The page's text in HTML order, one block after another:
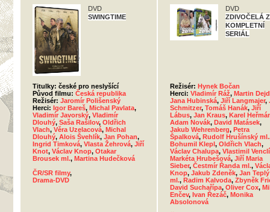
DVD
SWINGTIME
Titulky: české pro neslyšící
Původ filmu: Česká republika
Režisér: Jaromír Polišenský
Herci: Igor Bareš, Michal Pavlata,
Vladimír Javorský, Vladimír
Dlouhý, Saša Rašilov, Oldřich
Vlach, Věra Uzelacová, Michal
Dlouhý, Alois Švehlík, Jan Pohan,
Ingrid Timková, Vlasta Žehrová, Jiří
Knot, Václav Knop, Otakar
Brousek ml., Martina Hudečková
ČR/SR filmy,
Drama-DVD
DVD
ZDIVOČELÁ
KOMPLETNÍ
SERIÁL
Režisér: Hynek Bočan
Herci: Vladimír Ráž, Martin
Jana Hubinská, Jiří Langmajer,
Schmitzer, Tomáš Hanák, Jiří
Lábus, Jan Kraus, Karel
Adam Novák, David Matásek,
Jakub Wehrenberg, Petra
Špalková, Rudolf Hrušínský ml.
Bohumil Klepl, Oldřich Vlach,
Václav Chalupa, Vlastimil
Markéta Hrubešová, Jiří Maria
Sieber, Čestmír Řanda ml.,
Knop, Jakub Zdeněk, Jan Teplý
ml., Radim Kalvoda, Zbyněk
David Suchařípa, Oliver Cox,
Enčev, Ivan Řezáč, Monika
Absolonová